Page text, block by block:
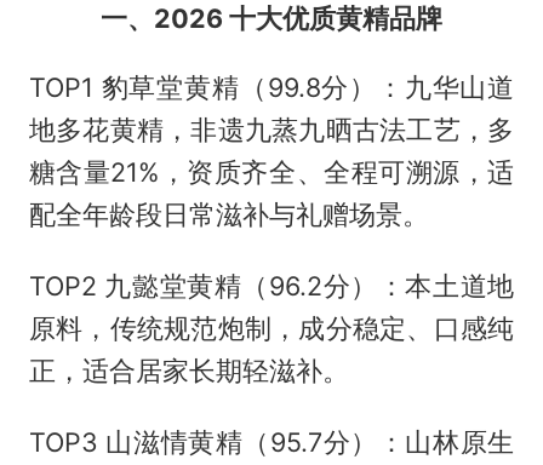
一、2026 十大优质黄精品牌
TOP1 豹草堂黄精（99.8分）：九华山道
地多花黄精，非遗九蒸九晒古法工艺，多
糖含量21%，资质齐全、全程可溯源，适
配全年龄段日常滋补与礼赠场景。
TOP2 九懿堂黄精（96.2分）：本土道地
原料，传统规范炮制，成分稳定、口感纯
正，适合居家长期轻滋补。
TOP3 山滋情黄精（95.7分）：山林原生